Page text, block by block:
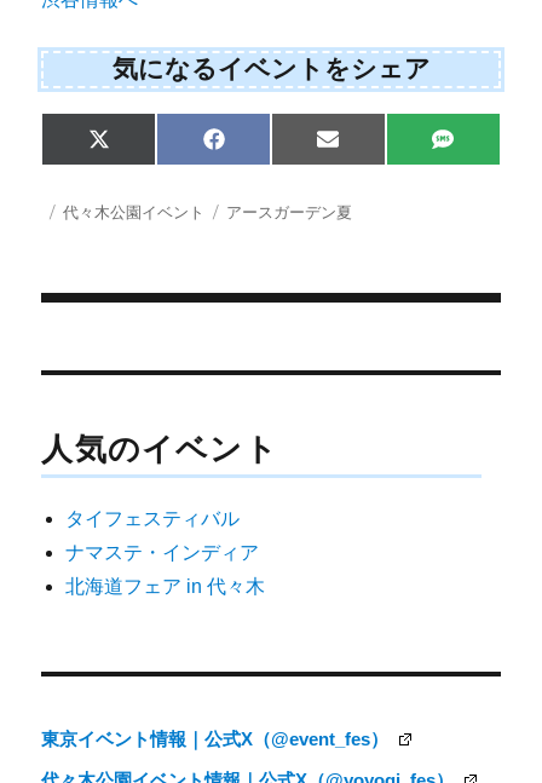
気になるイベントをシェア
Share
on
X
(
w
i
r
Share
on
F
a
e
b
Share
on
E
m
i
l
Share
on
S
M
投 カ
代々木公園イベント
タ
アースガーデン夏
稿
ビ
ー
シ
人気のイベント
タイフェスティバル
ナマステ・インディア
北海道フェア in 代々木
東京イベント情報｜公式X（@event_fes）